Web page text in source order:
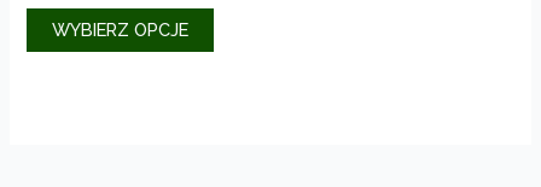
od
175,00zł
WYBIERZ OPCJE
Ten